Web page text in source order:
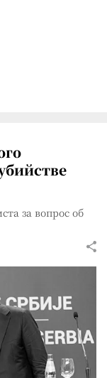
за вопрос об